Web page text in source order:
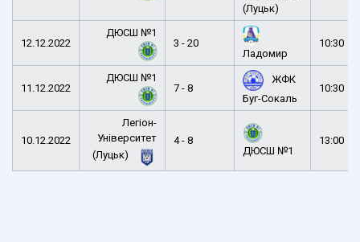
(Луцьк)
12.12.2022
ДЮСШ №1
3 - 20
Ладомир
10:30
11.12.2022
ДЮСШ №1
7 - 8
ЖФК
Буг-Сокаль
10:30
10.12.2022
Легіон-
Університет
(Луцьк)
4 - 8
ДЮСШ №1
13:00